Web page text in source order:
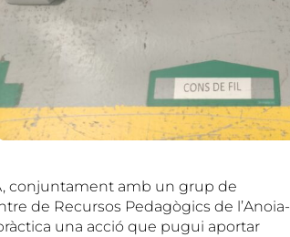
conjuntament amb un grup de
de Recursos Pedagògics de l’Anoia-
una acció que pugui aportar